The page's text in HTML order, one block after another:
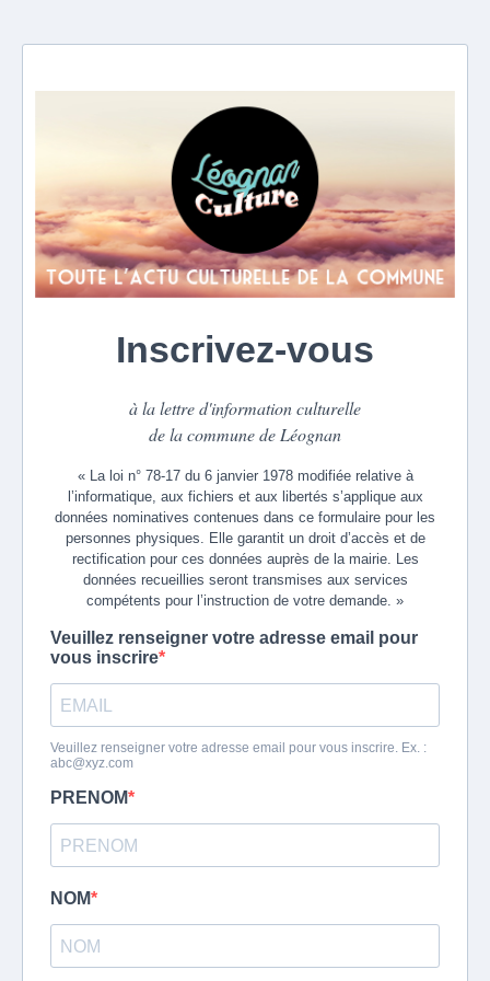
Inscrivez-vous
à la lettre d'information culturelle
de la commune de Léognan
« La loi n° 78-17 du 6 janvier 1978 modifiée relative à
l’informatique, aux fichiers et aux libertés s’applique aux
données nominatives contenues dans ce formulaire pour les
personnes physiques. Elle garantit un droit d’accès et de
rectification pour ces données auprès de la mairie. Les
données recueillies seront transmises aux services
compétents pour l’instruction de votre demande. »
Veuillez renseigner votre adresse email pour
vous inscrire
Veuillez renseigner votre adresse email pour vous inscrire. Ex. :
abc@xyz.com
PRENOM
NOM